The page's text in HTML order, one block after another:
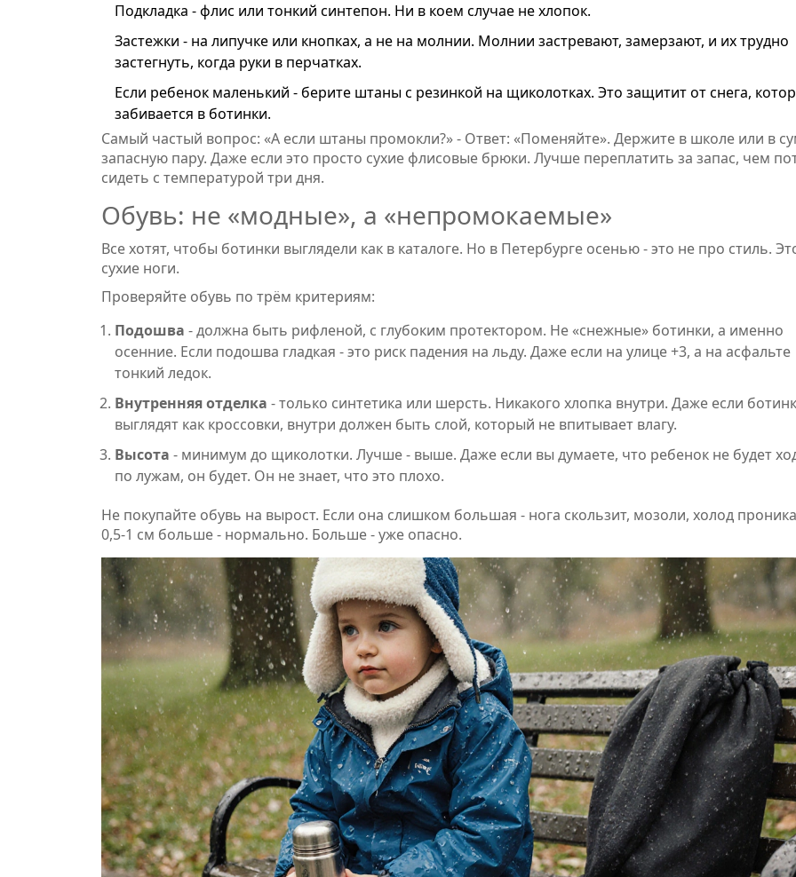
Подкладка - флис или тонкий синтепон. Ни в коем случае не хлопок.
Застежки - на липучке или кнопках, а не на молнии. Молнии застревают, замерзают, и их трудно
застегнуть, когда руки в перчатках.
Если ребенок маленький - берите штаны с резинкой на щиколотках. Это защитит от снега,
забивается в ботинки.
Самый частый вопрос: «А если штаны промокли?» - Ответ: «Поменяйте». Держите в школе или в
запасную пару. Даже если это просто сухие флисовые брюки. Лучше переплатить за запас, чем
сидеть с температурой три дня.
Обувь: не «модные», а «непромокаемые»
Все хотят, чтобы ботинки выглядели как в каталоге. Но в Петербурге осенью - это не про стиль.
сухие ноги.
Проверяйте обувь по трём критериям:
Подошва - должна быть рифленой, с глубоким протектором. Не «снежные» ботинки, а именно
осенние. Если подошва гладкая - это риск падения на льду. Даже если на улице +3, а на асфальте
тонкий ледок.
Внутренняя отделка - только синтетика или шерсть. Никакого хлопка внутри. Даже если
выглядят как кроссовки, внутри должен быть слой, который не впитывает влагу.
Высота - минимум до щиколотки. Лучше - выше. Даже если вы думаете, что ребенок не будет
по лужам, он будет. Он не знает, что это плохо.
Не покупайте обувь на вырост. Если она слишком большая - нога скользит, мозоли, холод
0,5-1 см больше - нормально. Больше - уже опасно.